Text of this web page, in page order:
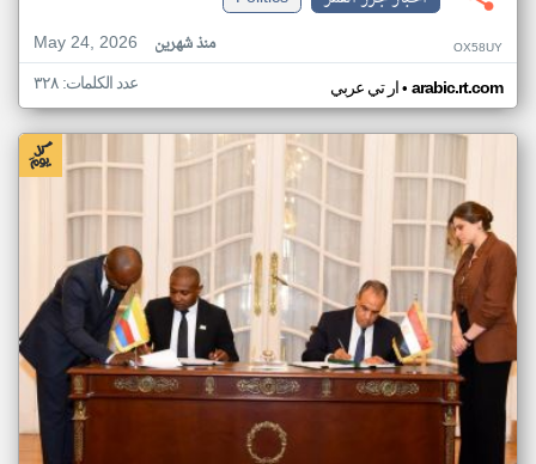
May 24, 2026
منذ شهرين OX58UY
ار تي عربي• arabic.rt.com عدد الكلمات: ٣٢٨